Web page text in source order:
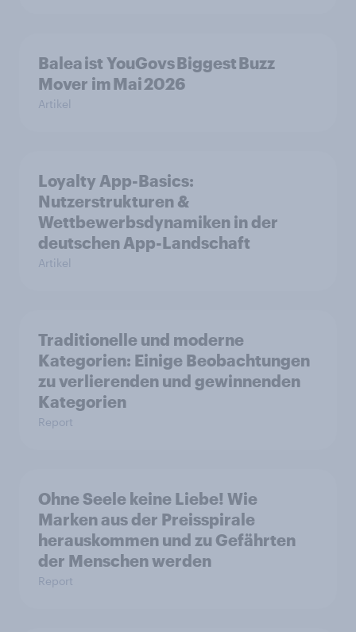
Balea ist YouGovs Biggest Buzz
Mover im Mai 2026
Artikel
Loyalty App-Basics:
Nutzerstrukturen &
Wettbewerbsdynamiken in der
deutschen App-Landschaft
Artikel
Traditionelle und moderne
Kategorien: Einige Beobachtungen
zu verlierenden und gewinnenden
Kategorien
Report
Ohne Seele keine Liebe! Wie
Marken aus der Preisspirale
herauskommen und zu Gefährten
der Menschen werden
Report